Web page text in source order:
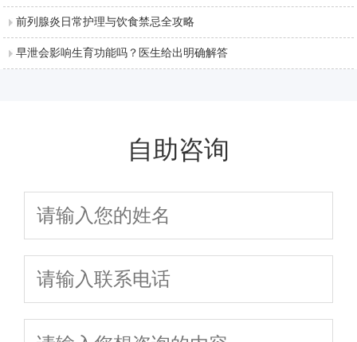
前列腺炎日常护理与饮食禁忌全攻略
早泄会影响生育功能吗？医生给出明确解答
自助咨询